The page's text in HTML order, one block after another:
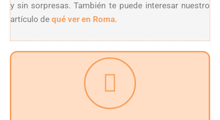
y sin sorpresas. También te puede interesar nuestro
artículo de qué ver en Roma.